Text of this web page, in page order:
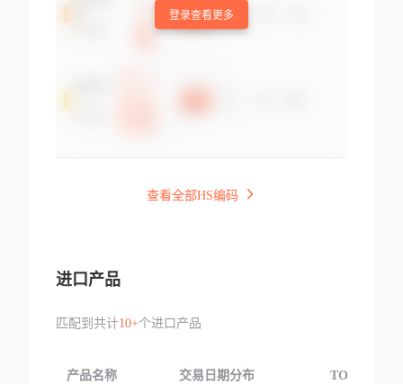
登录查看更多
查看全部HS编码
进口产品
匹配到共计10+个进口产品
产品名称 交易日期分布 TOP3交易国